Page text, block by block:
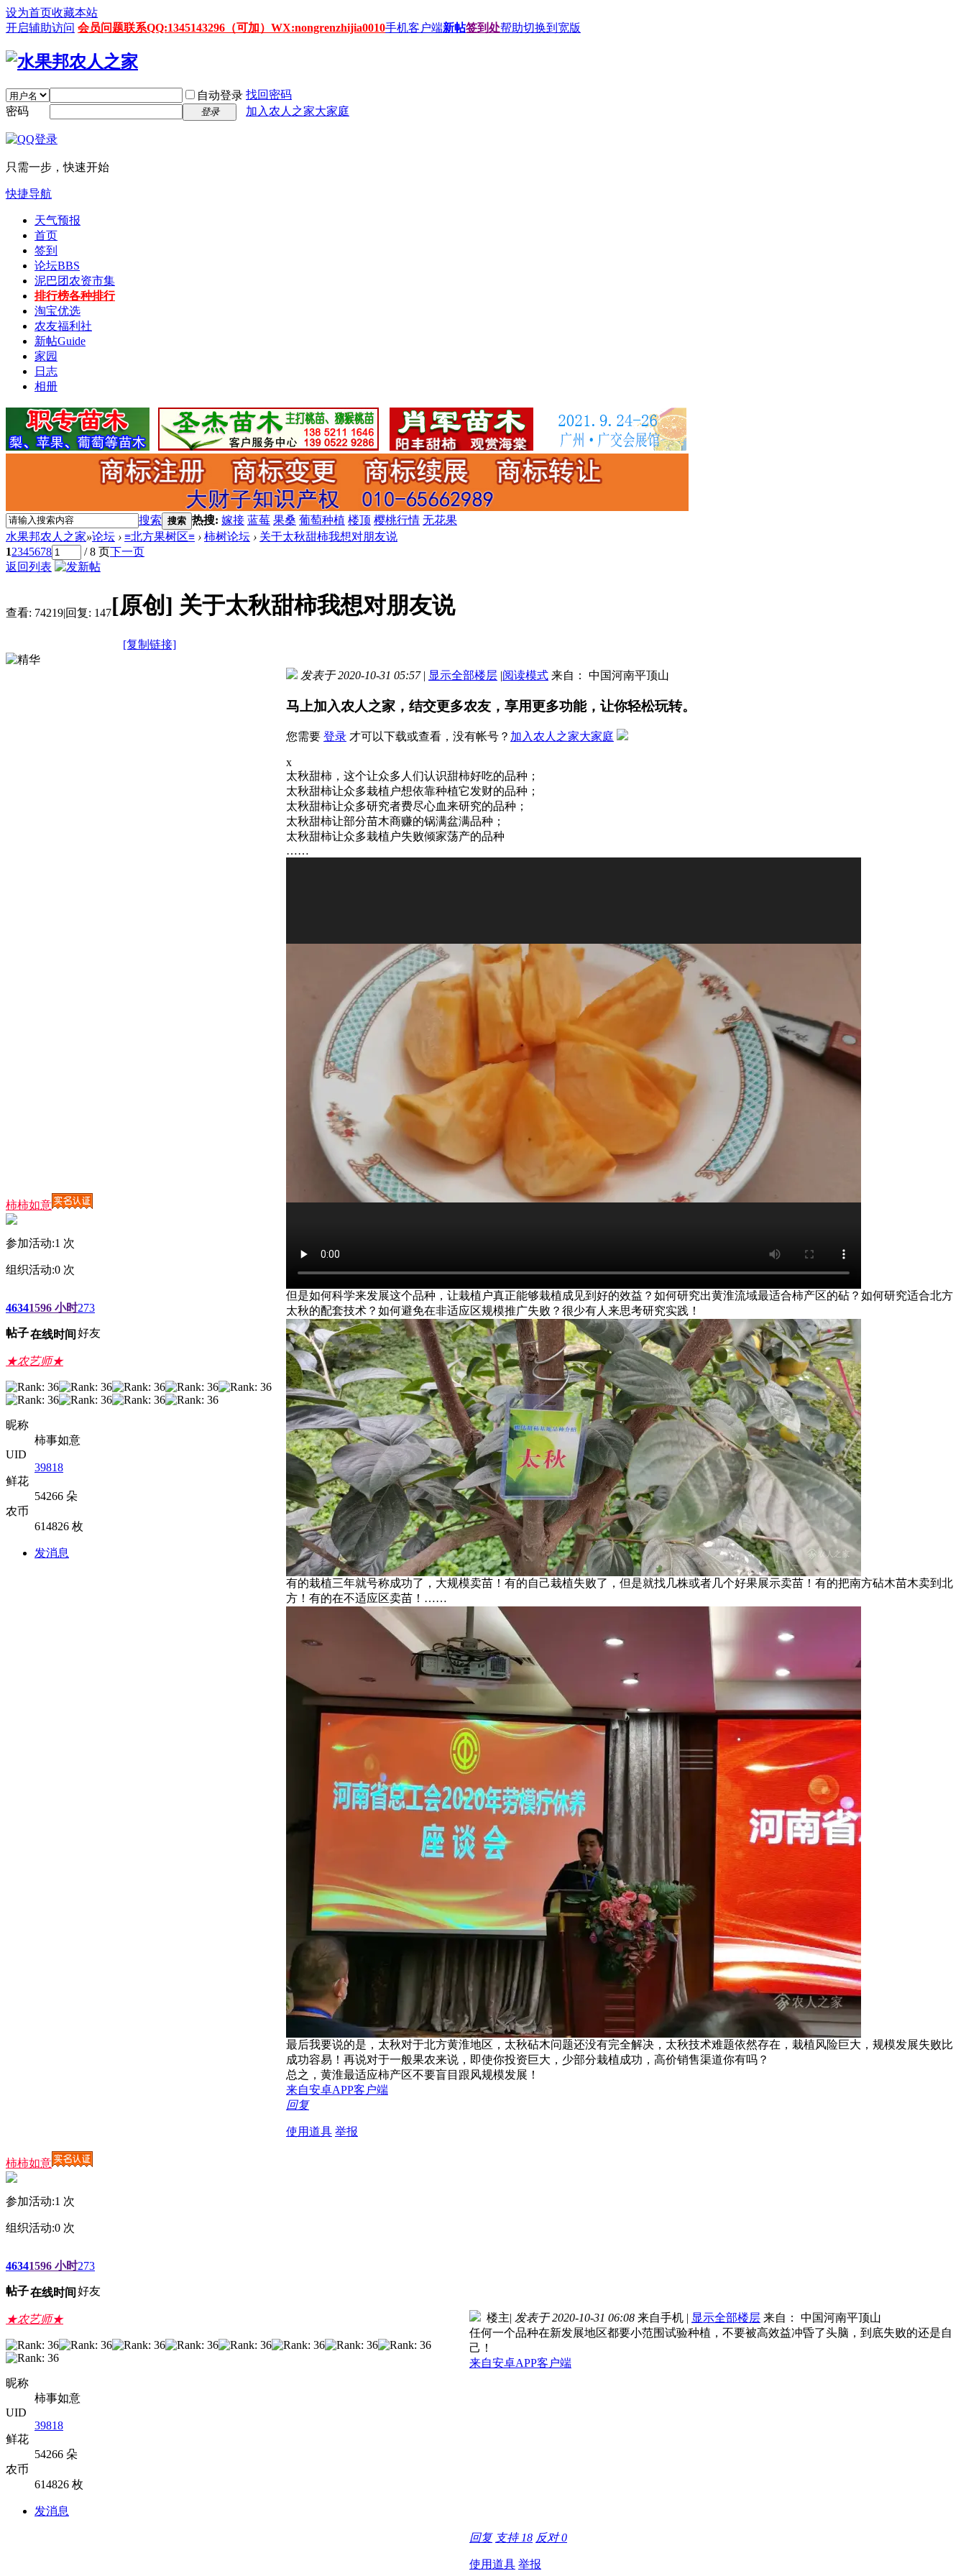
设为首页收藏本站
开启辅助访问 会员问题联系QQ:1345143296（可加）WX:nongrenzhijia0010手机客户端新帖签到处帮助切换到宽版
自动登录 找回密码
密码
登录 加入农人之家大家庭
只需一步，快速开始
快捷导航
天气预报
首页
签到
论坛BBS
泥巴团农资市集
排行榜各种排行
淘宝优选
农友福利社
新帖Guide
家园
日志
相册
搜索 搜索 热搜: 嫁接 蓝莓 果桑 葡萄种植 楼顶 樱桃行情 无花果
水果邦农人之家»论坛 › ≡北方果树区≡ › 柿树论坛 › 关于太秋甜柿我想对朋友说
12345678 / 8 页下一页
返回列表
查看: 74219|回复: 147[原创] 关于太秋甜柿我想对朋友说
[复制链接]
柿柿如意
参加活动:1 次
组织活动:0 次
4634
帖子
1596 小时
在线时间
273
好友
★农艺师★
昵称
柿事如意
UID
39818
鲜花
54266 朵
农币
614826 枚
发消息
发表于 2020-10-31 05:57 | 显示全部楼层 |阅读模式 来自： 中国河南平顶山
马上加入农人之家，结交更多农友，享用更多功能，让你轻松玩转。
您需要 登录 才可以下载或查看，没有帐号？ 加入农人之家大家庭
x
太秋甜柿，这个让众多人们认识甜柿好吃的品种；
太秋甜柿让众多栽植户想依靠种植它发财的品种；
太秋甜柿让众多研究者费尽心血来研究的品种；
太秋甜柿让部分苗木商赚的锅满盆满品种；
太秋甜柿让众多栽植户失败倾家荡产的品种
……
但是如何科学来发展这个品种，让栽植户真正能够栽植成见到好的效益？如何研究出黄淮流域最适合柿产区的砧？如何研究适合北方
太秋的配套技术？如何避免在非适应区规模推广失败？很少有人来思考研究实践！
有的栽植三年就号称成功了，大规模卖苗！有的自己栽植失败了，但是就找几株或者几个好果展示卖苗！有的把南方砧木苗木卖到北
方！有的在不适应区卖苗！……
最后我要说的是，太秋对于北方黄淮地区，太秋砧木问题还没有完全解决，太秋技术难题依然存在，栽植风险巨大，规模发展失败比
成功容易！再说对于一般果农来说，即使你投资巨大，少部分栽植成功，高价销售渠道你有吗？
总之，黄淮最适应柿产区不要盲目跟风规模发展！
来自安卓APP客户端
回复
使用道具 举报
柿柿如意
参加活动:1 次
组织活动:0 次
4634
帖子
1596 小时
在线时间
273
好友
★农艺师★
昵称
柿事如意
UID
39818
鲜花
54266 朵
农币
614826 枚
发消息
楼主| 发表于 2020-10-31 06:08 来自手机 | 显示全部楼层 来自： 中国河南平顶山
任何一个品种在新发展地区都要小范围试验种植，不要被高效益冲昏了头脑，到底失败的还是自
己！
来自安卓APP客户端
回复 支持 18 反对0
使用道具 举报